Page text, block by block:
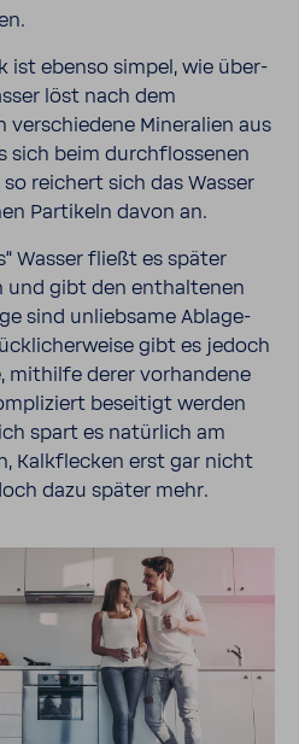
ist ebenso simpel, wie über­
löst nach dem
verschie­dene Mine­ra­lien aus
sich beim durch­flos­senen
reichert sich das Wasser
Parti­keln davon an.
Wasser fließt es später
und gibt den enthal­tenen
sind unlieb­same Abla­ge­
gibt es jedoch
mithilfe derer vorhan­dene
besei­tigt werden
spart es natür­lich am
Kalk­fle­cken erst gar nicht
dazu später mehr.